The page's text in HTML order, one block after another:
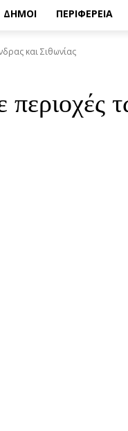
ΔΗΜΟΙ ΠΕΡΙΦΕΡΕΙΑ
και Σιθωνίας